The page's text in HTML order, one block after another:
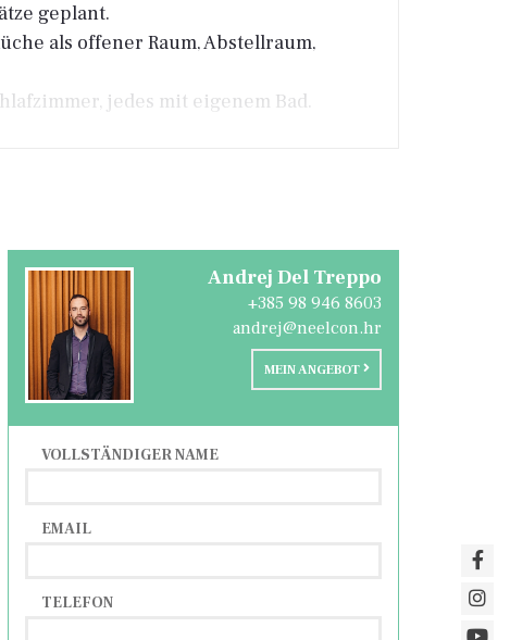
geplant.
als offener Raum, Abstellraum,
jedes mit eigenem Bad.
Andrej Del Treppo
+385 98 946 8603
andrej@neelcon.hr
MEIN ANGEBOT
VOLLSTÄNDIGER NAME
EMAIL
TELEFON